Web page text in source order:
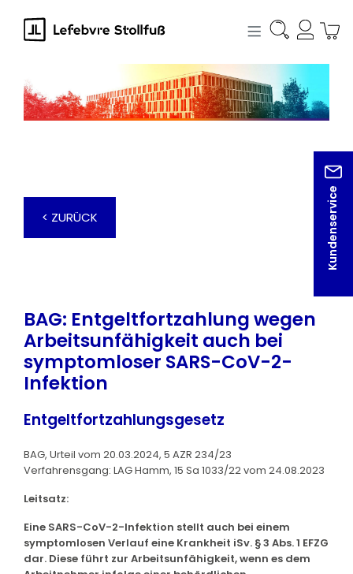
springen
Kundenservice
< ZURÜCK
BAG: Entgeltfortzahlung wegen
Arbeitsunfähigkeit auch bei
symptomloser SARS-CoV-2-
Infektion
Entgeltfortzahlungsgesetz
BAG, Urteil vom 20.03.2024, 5 AZR 234/23
Verfahrensgang: LAG Hamm, 15 Sa 1033/22 vom 24.08.2023
Leitsatz:
Eine SARS-CoV-2-Infektion stellt auch bei einem
symptomlosen Verlauf eine Krankheit iSv. § 3 Abs. 1 EFZG
dar. Diese führt zur Arbeitsunfähigkeit, wenn es dem